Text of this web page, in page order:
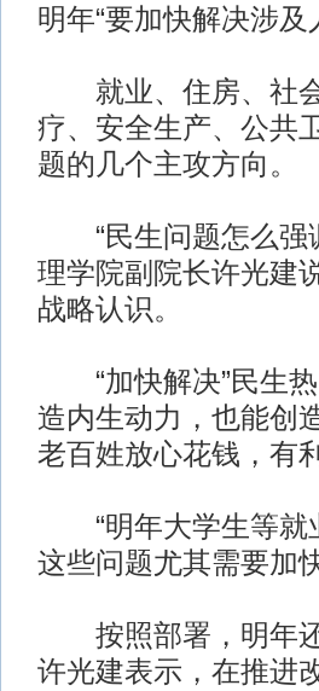
明年“要加快解决涉
就业、住房、社会
疗、安全生产、公共
题的几个主攻方向。
“民生问题怎么强
理学院副院长许光建
战略认识。
“加快解决”民生热
造内生动力，也能创
老百姓放心花钱，有
“明年大学生等就
这些问题尤其需要加
按照部署，明年还
许光建表示，在推进